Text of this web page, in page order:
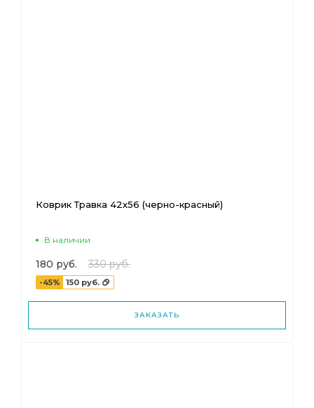
Коврик Травка 42х56 (черно-красный)
В наличии
180 руб. 330 руб.
-45% 150 руб.
ЗАКАЗАТЬ